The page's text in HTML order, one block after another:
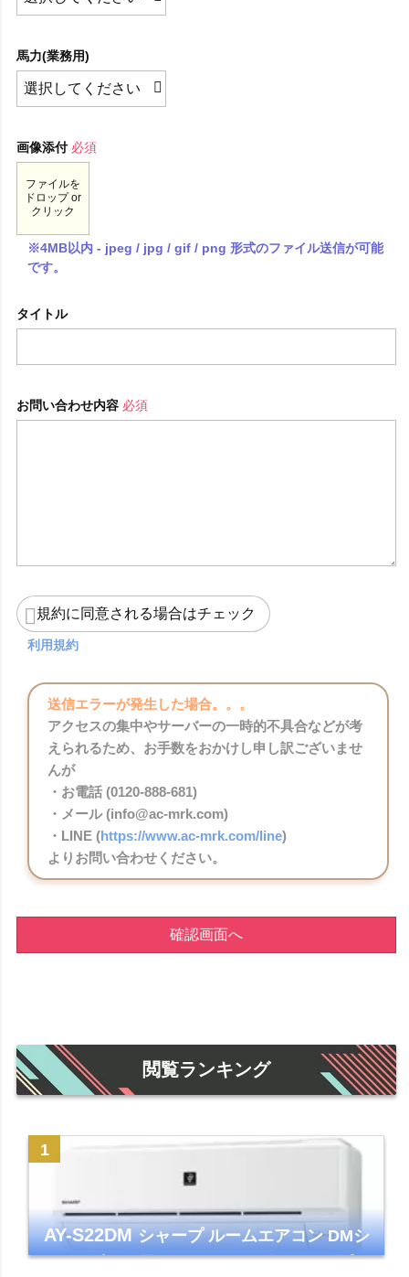
馬力(業務用)
画像添付 必須
ファイルを
ドロップ or
クリック
※4MB以内 - jpeg / jpg / gif / png 形式のファイル送信が可能
です。
タイトル
お問い合わせ内容 必須
規約に同意される場合はチェック
利用規約
送信エラーが発生した場合。。。
アクセスの集中やサーバーの一時的不具合などが考
えられるため、お手数をおかけし申し訳ございませ
んが
・お電話 (0120-888-681)
・メール (info@ac-mrk.com)
・LINE (https://www.ac-mrk.com/line)
よりお問い合わせください。
確認画面へ
閲覧ランキング
AY-S22DMシャープ ルームエアコン DMシ
リーズ 主に6畳 ホワイト 2024年モデル プラ